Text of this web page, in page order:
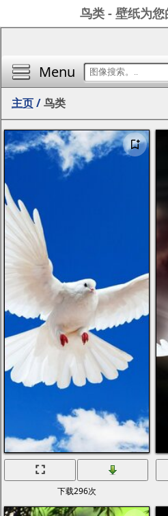
鸟类 - 壁纸为
Menu
主页/鸟类
下载296次